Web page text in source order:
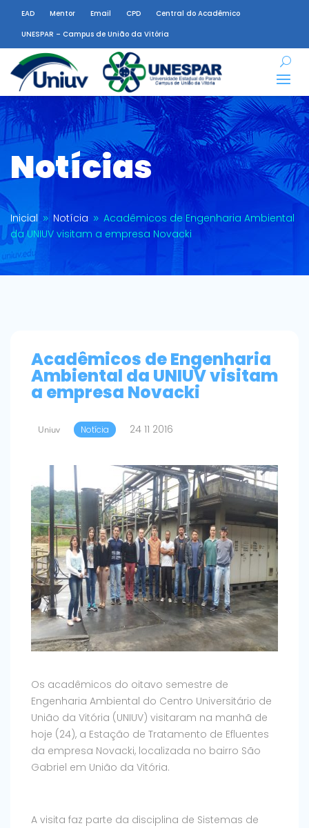
EAD Mentor Email CPD
Central do Acadêmico
UNESPAR – Campus de União da Vitória
Notícias
Inicial 9 Notícia 9 Acadêmicos de Engenharia Ambiental
da UNIUV visitam a empresa Novacki
Acadêmicos de Engenharia
Ambiental da UNIUV visitam
a empresa Novacki
Uniuv Notícia 24 11 2016
Os acadêmicos do oitavo semestre de
Engenharia Ambiental do Centro Universitário de
União da Vitória (UNIUV) visitaram na manhã de
hoje (24), a Estação de Tratamento de Efluentes
da empresa Novacki, localizada no bairro São
Gabriel em União da Vitória.
A visita faz parte da disciplina de Sistemas de